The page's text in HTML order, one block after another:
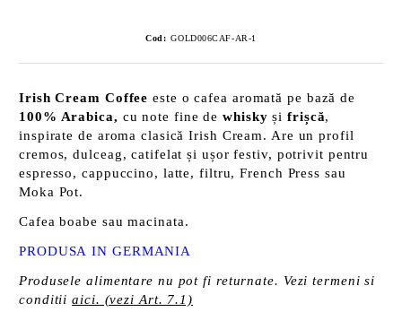
Cod: GOLD006CAF-AR-1
Irish Cream Coffee este o cafea aromată pe bază de
100% Arabica, cu note fine dewhiskyșifrișcă,
inspirate de aroma clasică Irish Cream. Are un profil
cremos, dulceag, catifelat și ușor festiv, potrivit pentru
espresso, cappuccino, latte, filtru, French Press sau
Moka Pot.
Cafea boabe sau macinata.
PRODUSA IN GERMANIA
Produsele alimentare nu pot fi returnate. Vezi termeni si
conditiiaici. (vezi Art. 7.1)